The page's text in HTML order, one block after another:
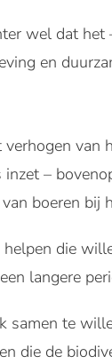
wel dat
en
van
–
boeren bij
die
langere
samen te
die de